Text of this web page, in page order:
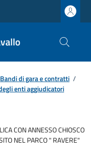
Bandi di gara e contratti /
enti aggiudicatori
CON ANNESSO CHIOSCO
NEL PARCO " RAVERE"